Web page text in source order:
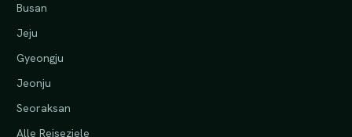
Busan
Jeju
Gyeongju
Jeonju
Seoraksan
Alle Reiseziele